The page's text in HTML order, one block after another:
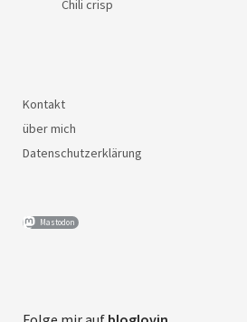
Chili crisp
Kontakt
über mich
Datenschutzerklärung
Mastodon